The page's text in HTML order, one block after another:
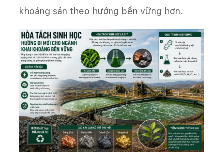
khoáng sản theo hướng bền vững hơn.